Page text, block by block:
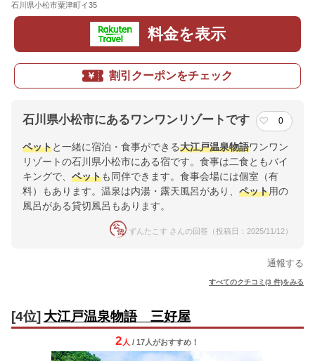
石川県小松市粟津町イ35
料金を表示
割引クーポンをチェック
石川県小松市にあるワンワンリゾートです 0
ペットと一緒に宿泊・食事ができる大江戸温泉物語ワンワン
リゾートの石川県小松市にある宿です。食事は二食ともバイ
キングで、 ペットも同伴できます。食事会場には個室（有
料）もあります。温泉は内湯・露天風呂があり、 ペット用の
風呂がある貸切風呂もあります。
ずんたこす さんの回答（投稿日：2025/11/12）
通報する
すべてのクチコミ(3 件)をみる
[4位] 大江戸温泉物語 三好屋
2 人 / 17人がおすすめ！